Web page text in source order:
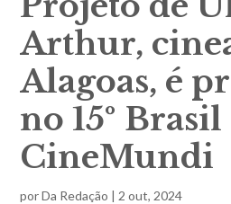
Arthur,
Alagoas, é
no 15º Brasil
CineMundi
porDa Redação | 2 out, 2024